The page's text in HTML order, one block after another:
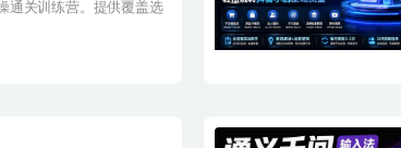
通关训练营。提供覆盖选